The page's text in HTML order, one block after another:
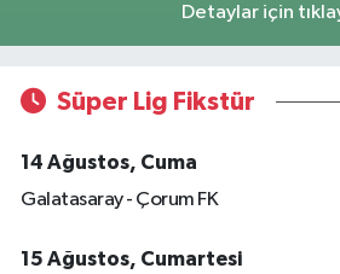
Detaylar için
Süper Lig Fikstür
14 Ağustos, Cuma
Galatasaray - Çorum FK
15 Ağustos, Cumartesi